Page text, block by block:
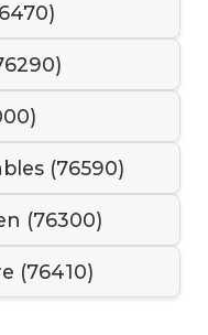
(76590)
(76300)
(76410)